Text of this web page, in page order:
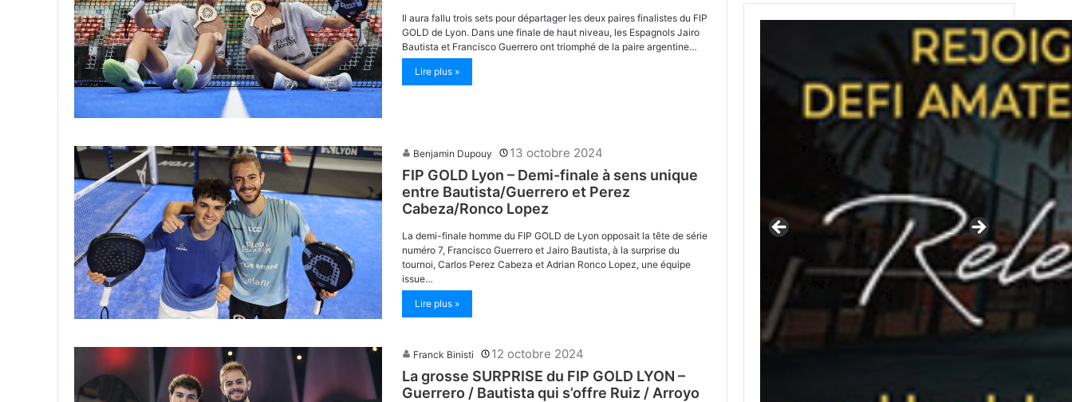
Il aura fallu trois sets pour départager les deux paires finalistes du FIP
GOLD de Lyon. Dans une finale de haut niveau, les Espagnols Jairo
Bautista et Francisco Guerrero ont triomphé de la paire argentine…
Lire plus »
Benjamin Dupouy 13 octobre 2024
FIP GOLD Lyon – Demi-finale à sens unique
entre Bautista/Guerrero et Perez
Cabeza/Ronco Lopez
La demi-finale homme du FIP GOLD de Lyon opposait la tête de série
numéro 7, Francisco Guerrero et Jairo Bautista, à la surprise du
tournoi, Carlos Perez Cabeza et Adrian Ronco Lopez, une équipe
issue…
Lire plus »
Franck Binisti 12 octobre 2024
La grosse SURPRISE du FIP GOLD LYON –
Guerrero / Bautista qui s’offre Ruiz / Arroyo